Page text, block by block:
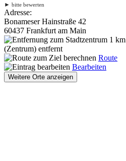
► bitte bewerten
Adresse:
Bonameser Hainstraße 42
60437 Frankfurt am Main
1 km
(Zentrum) entfernt
Route
Bearbeiten
Weitere Orte anzeigen